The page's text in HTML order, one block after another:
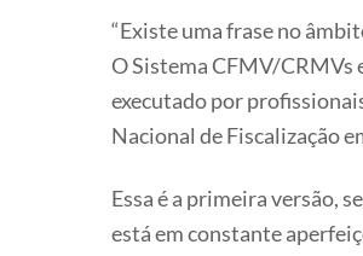
“Existe uma frase no
O Sistema CFMV/CRMVs
executado por
Nacional de Fiscalização
Essa é a primeira versão,
está em constante